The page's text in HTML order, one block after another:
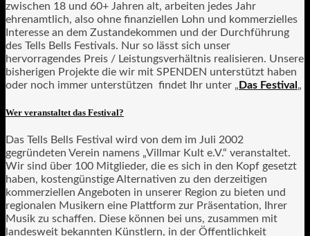
zwischen 18 und 60+ Jahren alt, arbeiten jedes Jahr
ehrenamtlich, also ohne finanziellen Lohn und kommerzielles
Interesse an dem Zustandekommen und der Durchführung
des Tells Bells Festivals. Nur so lässt sich unser
hervorragendes Preis / Leistungsverhältnis realisieren. Unsere
bisherigen Projekte die wir mit SPENDEN unterstützt haben
oder noch immer unterstützen findet Ihr unter „ Das Festival „
Wer veranstaltet das Festival?
Das Tells Bells Festival wird von dem im Juli 2002
gegründeten Verein namens „Villmar Kult e.V.“ veranstaltet.
Wir sind über 100 Mitglieder, die es sich in den Kopf gesetzt
haben, kostengünstige Alternativen zu den derzeitigen
kommerziellen Angeboten in unserer Region zu bieten und
regionalen Musikern eine Plattform zur Präsentation, Ihrer
Musik zu schaffen. Diese können bei uns, zusammen mit
landesweit bekannten Künstlern, in der Öffentlichkeit